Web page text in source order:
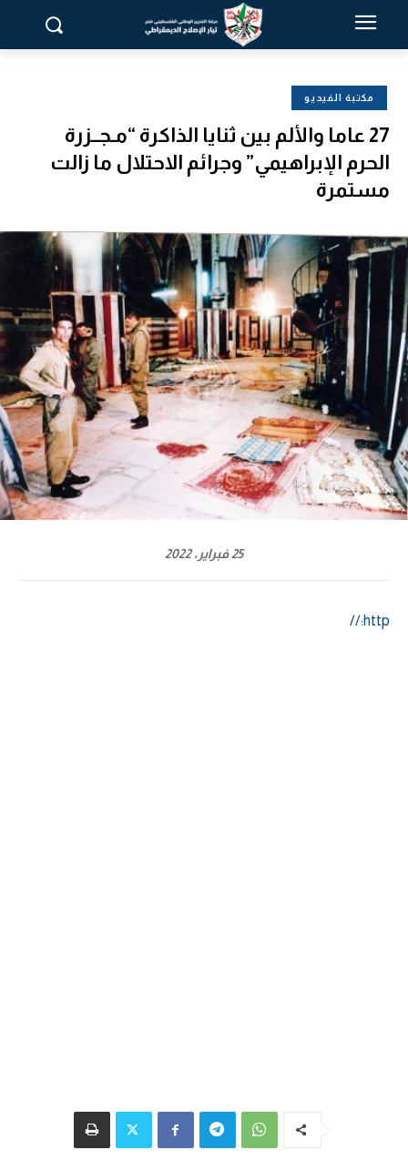
مكتبة الفيديو
27 عاما والألم بين ثنايا الذاكرة “مـجــزرة
الحرم الإبراهيمي” وجرائم الاحتلال ما زالت
مستمرة
25 فبراير، 2022
http://